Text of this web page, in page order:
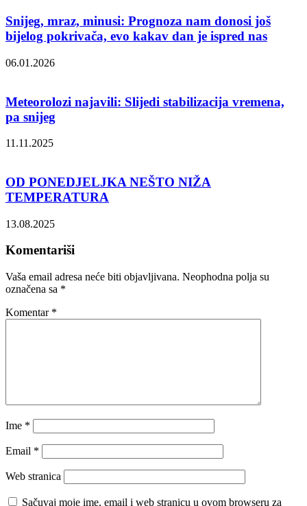
Snijeg, mraz, minusi: Prognoza nam donosi još
bijelog pokrivača, evo kakav dan je ispred nas
06.01.2026
Meteorolozi najavili: Slijedi stabilizacija vremena,
pa snijeg
11.11.2025
OD PONEDJELJKA NEŠTO NIŽA
TEMPERATURA
13.08.2025
Komentariši
Vaša email adresa neće biti objavljivana. Neophodna polja su
označena sa *
Komentar *
Ime *
Email *
Web stranica
Sačuvaj moje ime, email i web stranicu u ovom browseru za